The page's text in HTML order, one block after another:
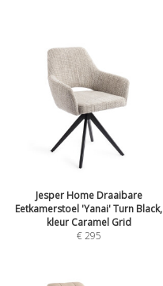
Jesper Home Draaibare
Eetkamerstoel 'Yanai' Turn Black,
kleur Caramel Grid
€295